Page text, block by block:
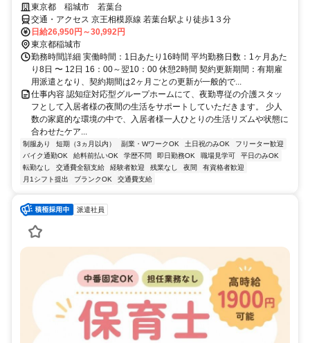
東京都 稲城市 若葉台
交通・アクセス 京王相模原線 若葉台駅より徒歩1３分
日給26,950円～30,992円
東京都稲城市
勤務時間詳細 実働時間：1日あたり16時間 平均勤務日数：1ヶ月あた
り8日 〜 12日 16：00～翌10：00 休憩2時間 契約更新期間：有期雇
用派遣となり、契約期間は2ヶ月ごとの更新が一般的で...
仕事内容 認知症対応型グループホームにて、夜勤専従の介護スタッ
フとして入居者様の夜間の生活をサポートしていただきます。 少人
数の家庭的な環境の中で、入居者様一人ひとりの生活リズムや状態に
合わせたケア...
制服あり 短期（3ヵ月以内） 副業・WワークOK 土日祝のみOK
フリーター歓迎
バイク通勤OK
給料前払いOK 学歴不問 即日勤務OK 職場見学可
平日のみOK
転勤なし
交通費全額支給 経験者歓迎 残業なし 夜間
有資格者歓迎
月1シフト提出
ブランクOK 交通費支給
派遣社員